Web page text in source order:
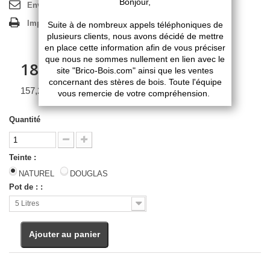
Envoyer à un ami
Imprimer
188,64 €TTC
157,20 € HT
Quantité
Teinte :
NATUREL
DOUGLAS
Pot de : :
5 Litres
Ajouter au panier